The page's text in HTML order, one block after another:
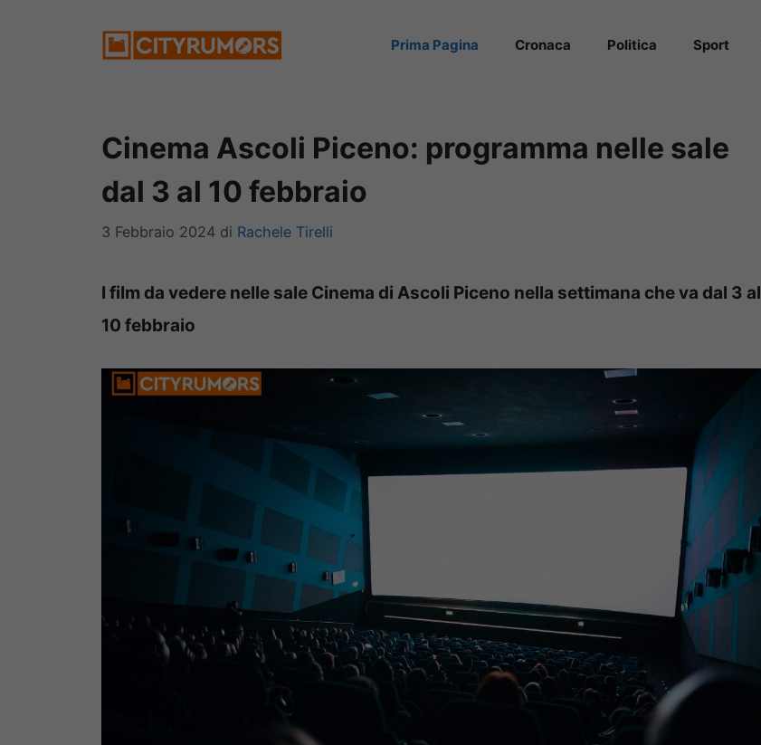
Prima Pagina Cronaca Politica Sport
Cinema Ascoli Piceno: programma nelle sale
dal 3 al 10 febbraio
3 Febbraio 2024 di Rachele Tirelli
I film da vedere nelle sale Cinema di Ascoli Piceno nella settimana che va dal 3 al
10 febbraio